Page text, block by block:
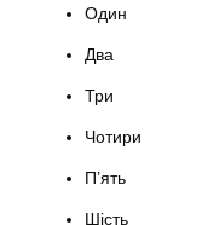
Один
Два
Три
Чотири
П’ять
Шість